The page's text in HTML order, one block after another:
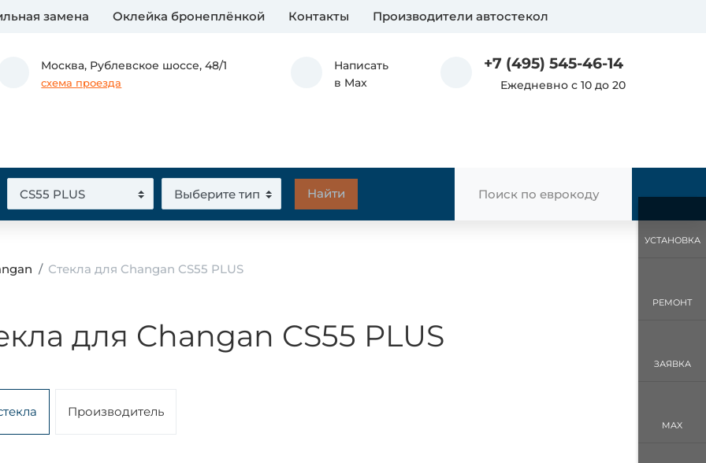
замена Оклейка бронеплёнкой Контакты Производители автостекол
Москва, Рублевское шоссе, 48/1
схема проезда
Написать
в Max
+7 (495) 545-46-14
Ежедневно с 10 до 20
Стекла для Changan CS55 PLUS
для Changan CS55 PLUS
Производитель
УСТАНОВКА
РЕМОНТ
ЗАЯВКА
MAX